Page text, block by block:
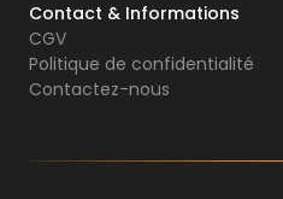
Contact & Informations
CGV
Politique de confidentialité
Contactez-nous